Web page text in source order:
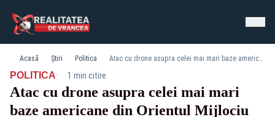
Acasă Știri Politica Atac cu drone asupra celei mai mari baze americane din Orientul Mijlociu
POLITICA· 1 min citire
Atac cu drone asupra celei mai mari
baze americane din Orientul Mijlociu